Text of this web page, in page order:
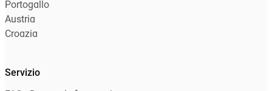
Portogallo
Austria
Croazia
Servizio